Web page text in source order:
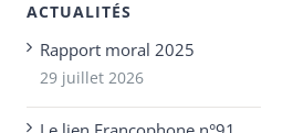
ACTUALITÉS
Rapport moral 2025
29 juillet 2026